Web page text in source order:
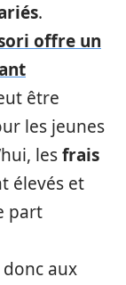
.
offre un
être
les jeunes
lesfrais
élevés et
part
aux